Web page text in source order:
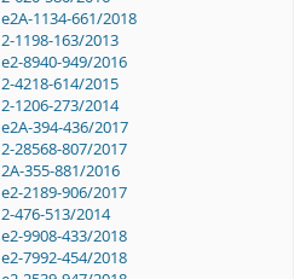
e2A-1134-661/2018
2-1198-163/2013
e2-8940-949/2016
2-4218-614/2015
2-1206-273/2014
e2A-394-436/2017
2-28568-807/2017
2A-355-881/2016
e2-2189-906/2017
2-476-513/2014
e2-9908-433/2018
e2-7992-454/2018